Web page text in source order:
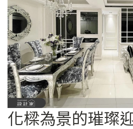
化樑為景的璀璨